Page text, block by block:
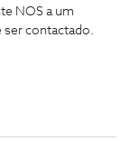
NOS a um
ser contactado.